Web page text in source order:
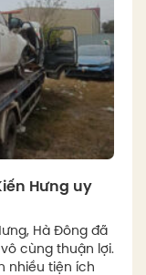
Hưng uy
Hà Đông đã
cùng thuận lợi.
nhiều tiện ích